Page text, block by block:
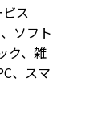
ス
ソフト
ク、雑
、スマ